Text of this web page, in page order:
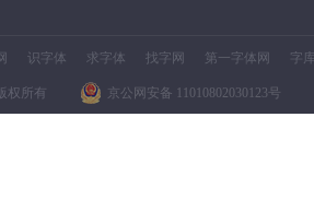
识字体 求字体 找字网 第一字体网 字
权所有 京公网安备 11010802030123号